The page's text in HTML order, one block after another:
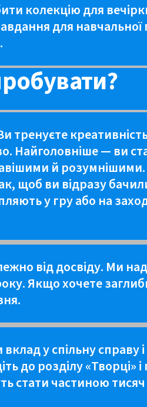
колекцію для
для
тренуєте
Найголовніше — ви
й розумнішими.
щоб ви відразу
у гру або на
від досвіду. Ми
Якщо хочете
у спільну справу
до розділу «Творці»
стати частиною тисяч